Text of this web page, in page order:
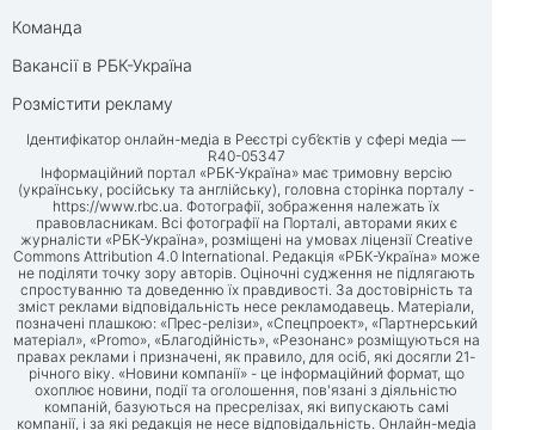
Команда
Вакансії в РБК-Україна
Розмістити рекламу
Ідентифікатор онлайн-медіа в Реєстрі суб’єктів у сфері медіа —
R40-05347
Інформаційний портал «РБК-Україна» має тримовну версію
(українську, російську та англійську), головна сторінка порталу -
https://www.rbc.ua. Фотографії, зображення належать їх
правовласникам. Всі фотографії на Порталі, авторами яких є
журналісти «РБК-Україна», розміщені на умовах ліцензії Creative
Commons Attribution 4.0 International. Редакція «РБК-Україна» може
не поділяти точку зору авторів. Оціночні судження не підлягають
спростуванню та доведенню їх правдивості. За достовірність та
зміст реклами відповідальність несе рекламодавець. Матеріали,
позначені плашкою: «Прес-релізи», «Спецпроект», «Партнерський
матеріал», «Promo», «Благодійність», «Резонанс» розміщуються на
правах реклами і призначені, як правило, для осіб, які досягли 21-
річного віку. «Новини компанії» - це інформаційний формат, що
охоплює новини, події та оголошення, пов'язані з діяльністю
компаній, базуються на пресрелізах, які випускають самі
компанії, і за які редакція не несе відповідальність. Онлайн-медіа